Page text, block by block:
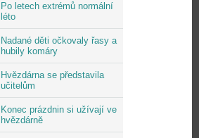
Po letech extrémů normální
léto
Nadané děti očkovaly řasy a
hubily komáry
Hvězdárna se představila
učitelům
Konec prázdnin si užívají ve
hvězdárně